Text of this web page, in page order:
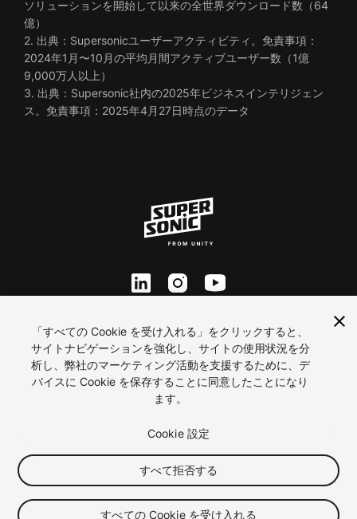
ソリューションを開始して以来の全世界ダウンロード数（64
億）
2. 出典：Supersonicユーザーアクティビティ。免責事項：
2024年1月〜10月の平均月間アクティブユーザー数（1億
9,000万人以上）
3. 出典：Supersonic社内の2025年ビジネスインテリジェン
ス。免責事項：2025年4月27日時点のデータ
ln inst yt
Contact Us
Careers
プライバシー
利用規約
Cookie 優先設定
2026 ironSource
「すべての Cookie を受け入れる」をクリックすると、
サイトナビゲーションを強化し、サイトの使用状況を分
析し、弊社のマーケティング活動を支援するために、デ
バイスに Cookie を保存することに同意したことになり
ます。
Cookie 設定
すべて拒否する
すべての Cookie を受け入れる